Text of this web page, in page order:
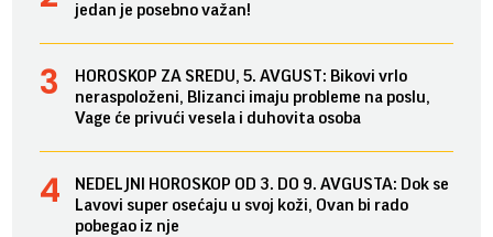
jedan je posebno važan!
HOROSKOP ZA SREDU, 5. AVGUST: Bikovi vrlo
neraspoloženi, Blizanci imaju probleme na poslu,
Vage će privući vesela i duhovita osoba
NEDELJNI HOROSKOP OD 3. DO 9. AVGUSTA: Dok se
Lavovi super osećaju u svoj koži, Ovan bi rado
pobegao iz nje